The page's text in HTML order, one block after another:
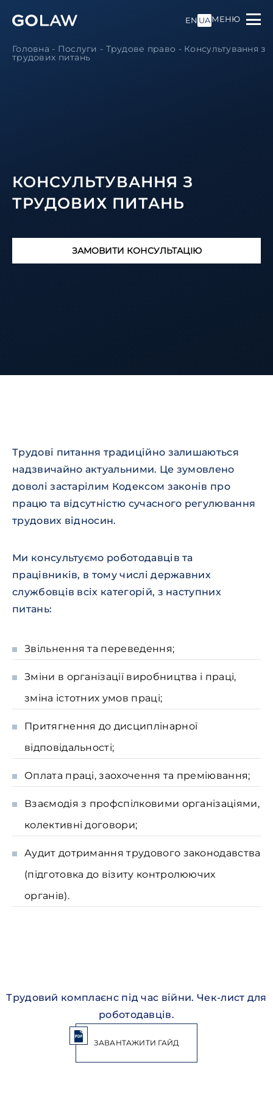
EN UAМЕНЮ
Головна - Послуги - Трудове право - Консультування з
трудових питань
КОНСУЛЬТУВАННЯ З
ТРУДОВИХ ПИТАНЬ
ЗАМОВИТИ КОНСУЛЬТАЦІЮ
Трудові питання традиційно залишаються
надзвичайно актуальними. Це зумовлено
доволі застарілим Кодексом законів про
працю та відсутністю сучасного регулювання
трудових відносин.
Ми консультуємо роботодавців та
працівників, в тому числі державних
службовців всіх категорій, з наступних
питань:
Звільнення та переведення;
Зміни в організації виробництва і праці,
зміна істотних умов праці;
Притягнення до дисциплінарної
відповідальності;
Оплата праці, заохочення та преміювання;
Взаємодія з профспілковими організаціями,
колективні договори;
Аудит дотримання трудового законодавства
(підготовка до візиту контролюючих
органів).
Трудовий комплаєнс під час війни. Чек-лист для
роботодавців.
ЗАВАНТАЖИТИ ГАЙД